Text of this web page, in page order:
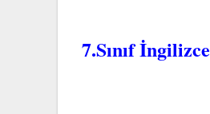
7.Sınıf İngilizce